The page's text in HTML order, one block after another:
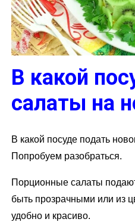
В какой
салаты на
В какой посуде подать
Попробуем разобраться.
Порционные салаты
быть прозрачными или из
удобно и красиво.